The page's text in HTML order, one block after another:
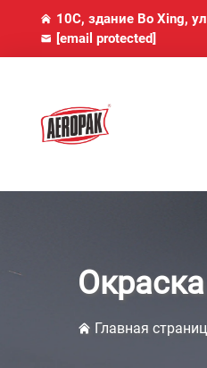
10C, здание Bo Xing,
[email protected]
Главная